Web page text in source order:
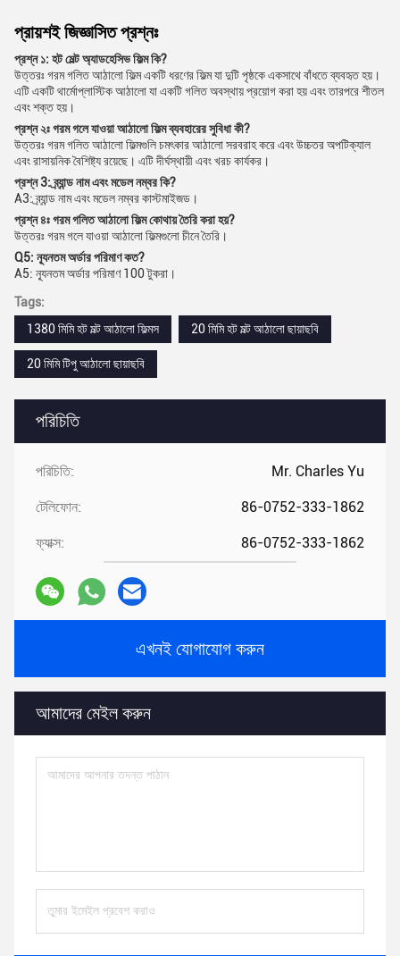
পরিচিতি
পরিচিতি: Mr. Charles Yu
টেলিফোন: 86-0752-333-1862
ফ্যাক্স: 86-0752-333-1862
এখনই যোগাযোগ করুন
আমাদের মেইল ​​করুন
প্রায়শই জিজ্ঞাসিত প্রশ্নঃ
প্রশ্ন ১: হট মেল্ট অ্যাডহেসিভ ফিল্ম কি?
উত্তরঃ গরম গলিত আঠালো ফিল্ম একটি ধরণের ফিল্ম যা দুটি পৃষ্ঠকে একসাথে বাঁধতে ব্যবহৃত হয়।
এটি একটি থার্মোপ্লাস্টিক আঠালো যা একটি গলিত অবস্থায় প্রয়োগ করা হয় এবং তারপরে শীতল
এবং শক্ত হয়।
প্রশ্ন ২ঃ গরম গলে যাওয়া আঠালো ফিল্ম ব্যবহারের সুবিধা কী?
উত্তরঃ গরম গলিত আঠালো ফিল্মগুলি চমৎকার আঠালো সরবরাহ করে এবং উচ্চতর অপটিক্যাল
এবং রাসায়নিক বৈশিষ্ট্য রয়েছে। এটি দীর্ঘস্থায়ী এবং খরচ কার্যকর।
প্রশ্ন 3: ব্র্যান্ড নাম এবং মডেল নম্বর কি?
A3: ব্র্যান্ড নাম এবং মডেল নম্বর কাস্টমাইজড।
প্রশ্ন ৪ঃ গরম গলিত আঠালো ফিল্ম কোথায় তৈরি করা হয়?
উত্তরঃ গরম গলে যাওয়া আঠালো ফিল্মগুলো চীনে তৈরি।
Q5: ন্যূনতম অর্ডার পরিমাণ কত?
A5: ন্যূনতম অর্ডার পরিমাণ 100 টুকরা।
Tags:
1380 মিমি হট মল্ট আঠালো ফিল্মস
20 মিমি হট মল্ট আঠালো ছায়াছবি
20 মিমি টিপু আঠালো ছায়াছবি